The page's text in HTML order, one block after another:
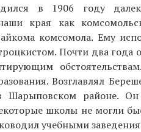
в 1906 году
края как
комсомола. Ему
Почти два
Возглавлял
Шарыповском районе.
школы не могли
учебными